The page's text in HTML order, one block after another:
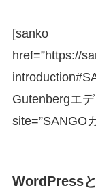
[sanko
href=”https://
Gutenbergエ
site=”SANGO
WordPress